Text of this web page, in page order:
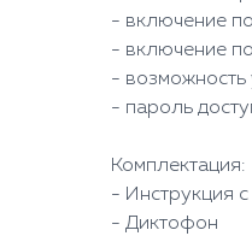
- включение
- включение
-
- пароль
Комплектация:
- Инструкция
- Диктофон